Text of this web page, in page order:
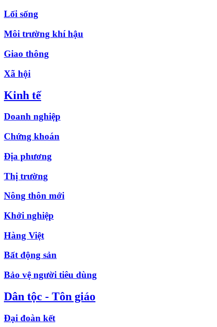
Lối sống
Môi trường khí hậu
Giao thông
Xã hội
Kinh tế
Doanh nghiệp
Chứng khoán
Địa phương
Thị trường
Nông thôn mới
Khởi nghiệp
Hàng Việt
Bất động sản
Bảo vệ người tiêu dùng
Dân tộc - Tôn giáo
Đại đoàn kết